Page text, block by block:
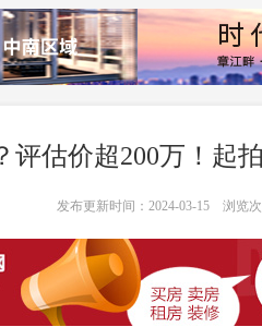
评估价超200万！起
发布更新时间：2024-03-15 浏览次